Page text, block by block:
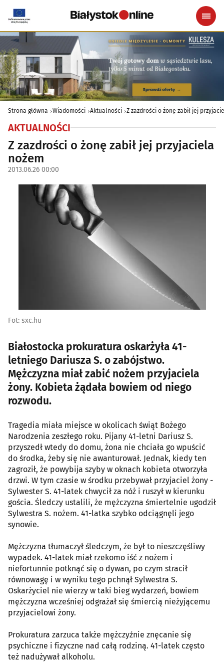
Strona główna Wiadomości Aktualności Z zazdrości o żonę zabił jej
AKTUALNOŚCI
Z zazdrości o żonę zabił jej przyjaciela
nożem
2013.06.26 00:00
Fot: sxc.hu
Białostocka prokuratura oskarżyła 41-
letniego Dariusza S. o zabójstwo.
Mężczyzna miał zabić nożem przyjaciela
żony. Kobieta żądała bowiem od niego
rozwodu.
Tragedia miała miejsce w okolicach świąt Bożego
Narodzenia zeszłego roku. Pijany 41-letni Dariusz S.
przyszedł wtedy do domu, żona nie chciała go wpuścić
do środka, żeby się nie awanturował. Jednak, kiedy ten
zagroził, że powybija szyby w oknach kobieta otworzyła
drzwi. W tym czasie w środku przebywał przyjaciel żony -
Sylwester S. 41-latek chwycił za nóż i ruszył w kierunku
gościa. Śledczy ustalili, że mężczyzna śmiertelnie ugodził
Sylwestra S. nożem. 41-latka szybko odciągnęli jego
synowie.
Mężczyzna tłumaczył śledczym, że był to nieszczęśliwy
wypadek. 41-latek miał rzekomo iść z nożem i
niefortunnie potknąć się o dywan, po czym stracił
równowagę i w wyniku tego pchnął Sylwestra S.
Oskarżyciel nie wierzy w taki bieg wydarzeń, bowiem
mężczyzna wcześniej odgrażał się śmiercią nieżyjącemu
przyjacielowi żony.
Prokuratura zarzuca także mężczyźnie znęcanie się
psychiczne i fizyczne nad całą rodziną. 41-latek często
też nadużywał alkoholu.